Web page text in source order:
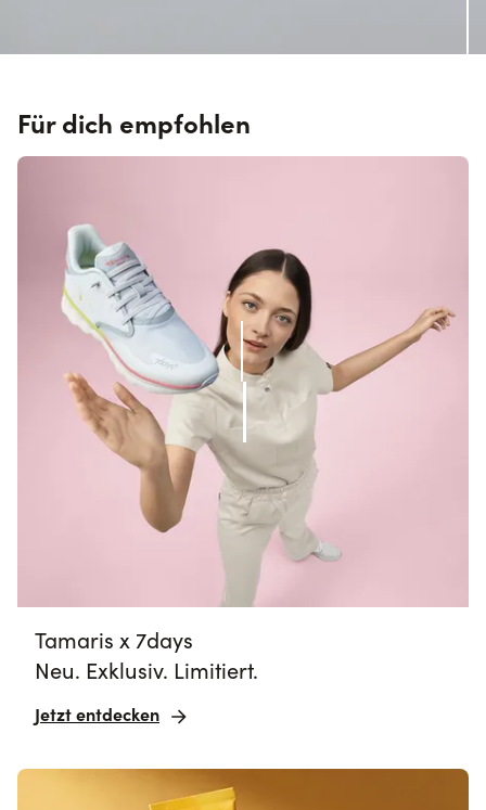
Für dich empfohlen
Skip section links
Tamaris x 7days
Neu. Exklusiv. Limitiert.
Jetzt entdecken